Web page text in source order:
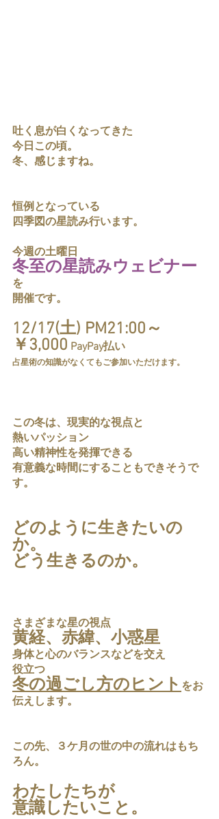
吐く息が白くなってきた
今日この頃。
冬、感じますね。
恒例となっている
四季図の星読み行います。
今週の土曜日
冬至の星読みウェビナー
を
開催です。
12/17(土) PM21:00～
￥3,000 PayPay払い
占星術の知識がなくてもご参加いただけます。
この冬は、現実的な視点と
熱いパッション
高い精神性を発揮できる
有意義な時間にすることもできそうで
す。
どのように生きたいの
か。
どう生きるのか。
さまざまな星の視点
黄経、赤緯、小惑星
身体と心のバランスなどを交え
役立つ
冬の過ごし方のヒント をお
伝えします。
この先、３ケ月の世の中の流れはもち
ろん。
わたしたちが
意識したいこと。